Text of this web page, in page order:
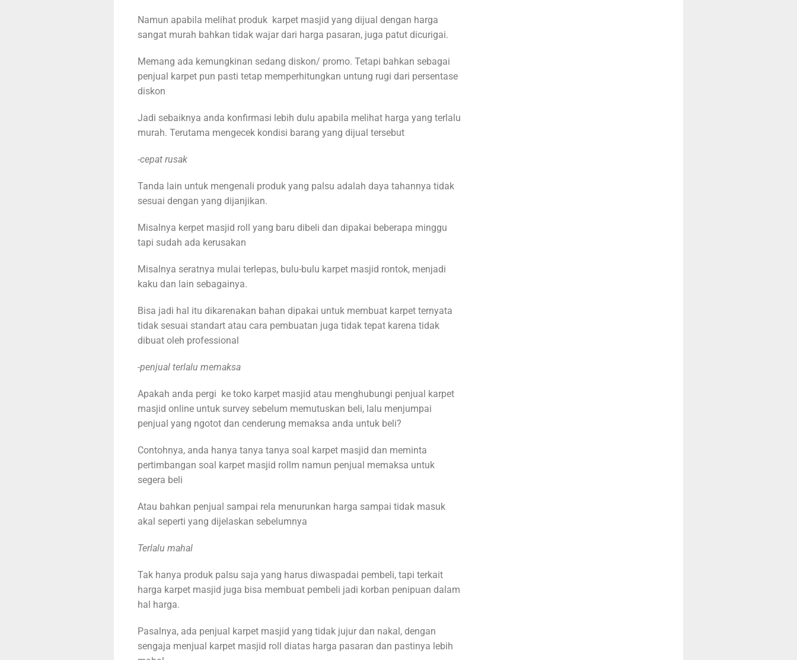
Namun apabila melihat produk karpet masjid yang dijual dengan harga
sangat murah bahkan tidak wajar dari harga pasaran, juga patut dicurigai.
Memang ada kemungkinan sedang diskon/ promo. Tetapi bahkan sebagai
penjual karpet pun pasti tetap memperhitungkan untung rugi dari persentase
diskon
Jadi sebaiknya anda konfirmasi lebih dulu apabila melihat harga yang terlalu
murah. Terutama mengecek kondisi barang yang dijual tersebut
-cepat rusak
Tanda lain untuk mengenali produk yang palsu adalah daya tahannya tidak
sesuai dengan yang dijanjikan.
Misalnya kerpet masjid roll yang baru dibeli dan dipakai beberapa minggu
tapi sudah ada kerusakan
Misalnya seratnya mulai terlepas, bulu-bulu karpet masjid rontok, menjadi
kaku dan lain sebagainya.
Bisa jadi hal itu dikarenakan bahan dipakai untuk membuat karpet ternyata
tidak sesuai standart atau cara pembuatan juga tidak tepat karena tidak
dibuat oleh professional
-penjual terlalu memaksa
Apakah anda pergi ke toko karpet masjid atau menghubungi penjual karpet
masjid online untuk survey sebelum memutuskan beli, lalu menjumpai
penjual yang ngotot dan cenderung memaksa anda untuk beli?
Contohnya, anda hanya tanya tanya soal karpet masjid dan meminta
pertimbangan soal karpet masjid rollm namun penjual memaksa untuk
segera beli
Atau bahkan penjual sampai rela menurunkan harga sampai tidak masuk
akal seperti yang dijelaskan sebelumnya
Terlalu mahal
Tak hanya produk palsu saja yang harus diwaspadai pembeli, tapi terkait
harga karpet masjid juga bisa membuat pembeli jadi korban penipuan dalam
hal harga.
Pasalnya, ada penjual karpet masjid yang tidak jujur dan nakal, dengan
sengaja menjual karpet masjid roll diatas harga pasaran dan pastinya lebih